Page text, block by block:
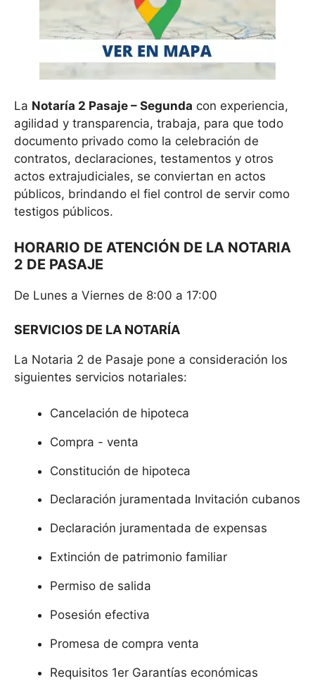
La Notaría 2 Pasaje – Segunda con experiencia,
agilidad y transparencia, trabaja, para que todo
documento privado como la celebración de
contratos, declaraciones, testamentos y otros
actos extrajudiciales, se conviertan en actos
públicos, brindando el fiel control de servir como
testigos públicos.
HORARIO DE ATENCIÓN DE LA NOTARIA
2 DE PASAJE
De Lunes a Viernes de 8:00 a 17:00
SERVICIOS DE LA NOTARÍA
La Notaria 2 de Pasaje pone a consideración los
siguientes servicios notariales:
Cancelación de hipoteca
Compra - venta
Constitución de hipoteca
Declaración juramentada Invitación cubanos
Declaración juramentada de expensas
Extinción de patrimonio familiar
Permiso de salida
Posesión efectiva
Promesa de compra venta
Requisitos 1er Garantías económicas